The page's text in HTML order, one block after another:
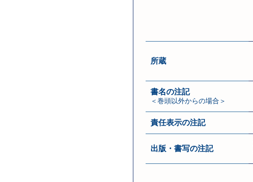
所蔵
書名の注記
＜巻頭以外からの場合＞
責任表示の注記
出版・書写の注記